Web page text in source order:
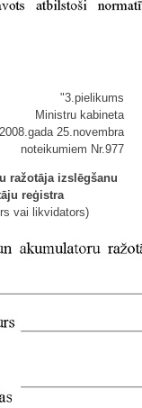
"3.pielikums
Ministru kabineta
2008.gada 25.novembra
noteikumiem Nr.977
ražotāja izslēgšanu
reģistra
vai likvidators)